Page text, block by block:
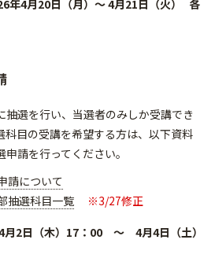
年4月20日（月）～ 4月21日（火） 各
選を行い、当選者のみしか受講でき
科目の受講を希望する方は、以下資料
請を行ってください。
請について
抽選科目一覧
※3/27修正
月2日（木）17：00 ～ 4月4日（土）